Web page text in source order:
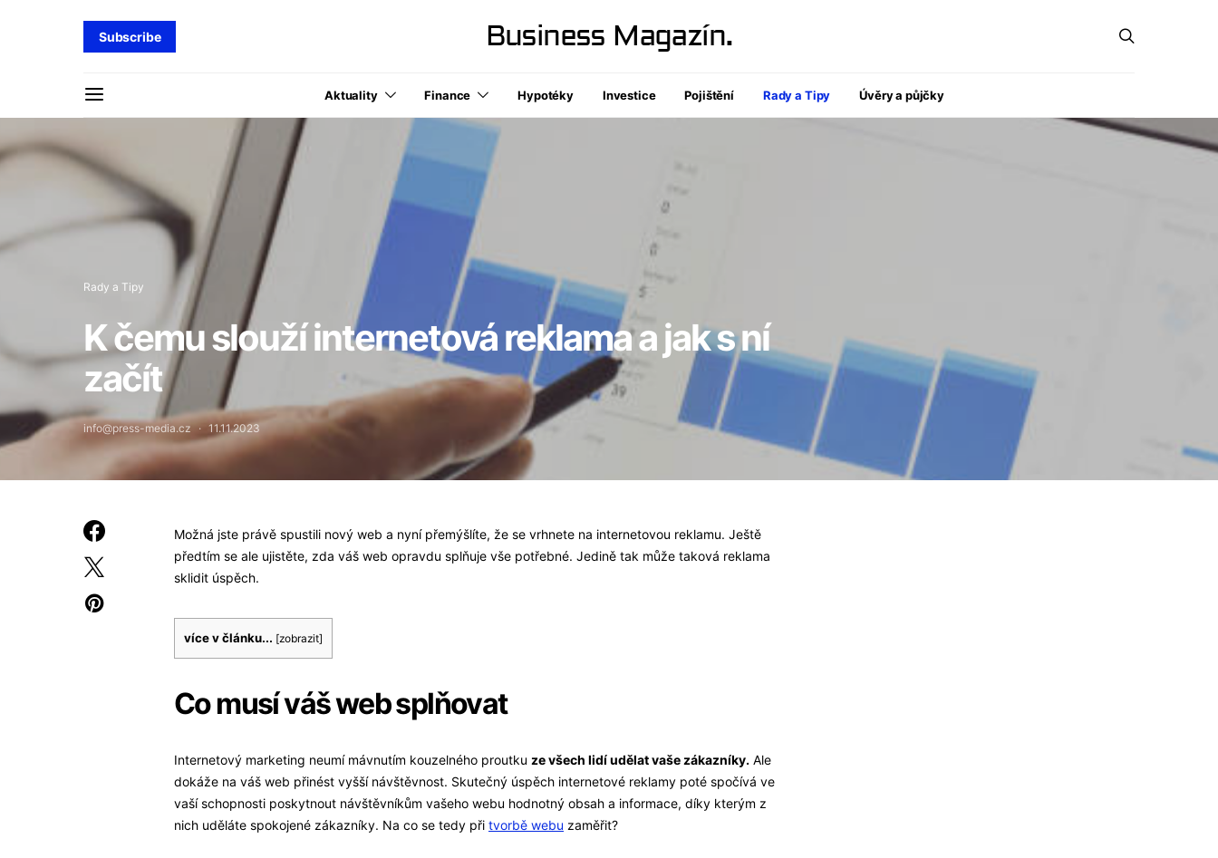
Subscribe Business Magazín.
Aktuality Finance Hypotéky Investice Pojištění Rady a Tipy Úvěry a půjčky
Rady a Tipy
K čemu slouží internetová reklama a jak s ní
začít
info@press-media.cz 11.11.2023
Možná jste právě spustili nový web a nyní přemýšlíte, že se vrhnete na internetovou reklamu. Ještě
předtím se ale ujistěte, zda váš web opravdu splňuje vše potřebné. Jedině tak může taková reklama
sklidit úspěch.
více v článku... [zobrazit]
Co musí váš web splňovat
Internetový marketing neumí mávnutím kouzelného proutku ze všech lidí udělat vaše zákazníky. Ale
dokáže na váš web přinést vyšší návštěvnost. Skutečný úspěch internetové reklamy poté spočívá ve
vaší schopnosti poskytnout návštěvníkům vašeho webu hodnotný obsah a informace, díky kterým z
nich uděláte spokojené zákazníky. Na co se tedy při tvorbě webu zaměřit?